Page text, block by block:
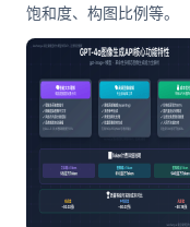
饱和度、构图比例等。